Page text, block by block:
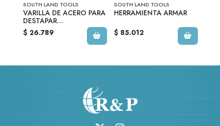
SOUTH LAND TOOLS
VARILLA DE ACERO PARA
DESTAPAR
ALCANTARILLADO
$ 26.789
SOUTH LAND TOOLS
HERRAMIENTA ARMAR
$ 85.012